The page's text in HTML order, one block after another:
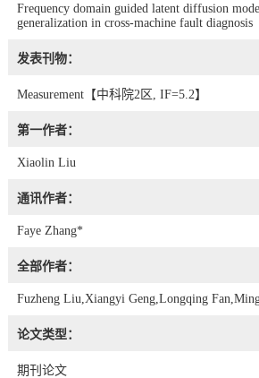
Frequency domain guided latent diffusion
generalization in cross-machine fault diagnosis
发表刊物：
Measurement【中科院2区, IF=5.2】
第一作者：
Xiaolin Liu
通讯作者：
Faye Zhang*
全部作者：
Fuzheng Liu,Xiangyi Geng,Longqing
论文类型：
期刊论文